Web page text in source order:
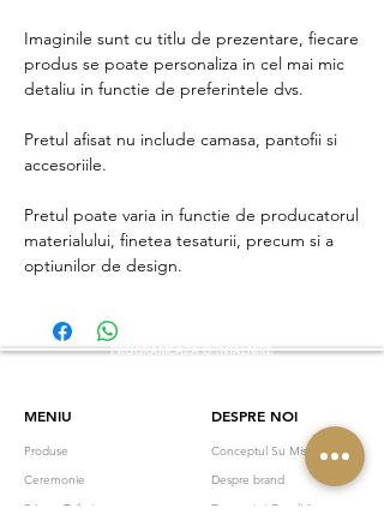
Imaginile sunt cu titlu de prezentare, fiecare
produs se poate personaliza in cel mai mic
detaliu in functie de preferintele dvs.
Pretul afisat nu include camasa, pantofii si
accesoriile.
Pretul poate varia in functie de producatorul
materialului, finetea tesaturii, precum si a
optiunilor de design.
PROGRAMEAZA O INTALNIRE
MENIU
Produse
Ceremonie
Private Tailoring
DESPRE NOI
Conceptul Su Misura
Despre brand
Termeni si Conditii